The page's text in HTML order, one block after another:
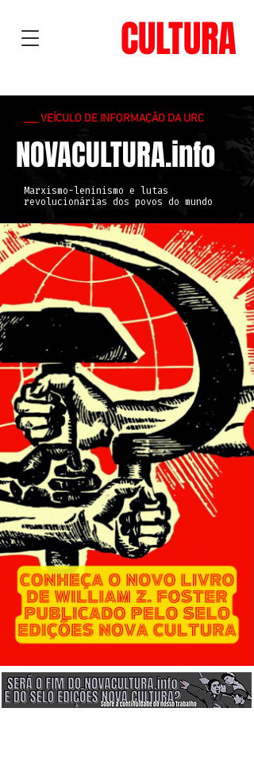
CULTURA
___ VEÍCULO DE INFORMAÇÃO DA URC
NOVACULTURA.info
Marxismo-leninismo e lutas
revolucionárias dos povos do mundo